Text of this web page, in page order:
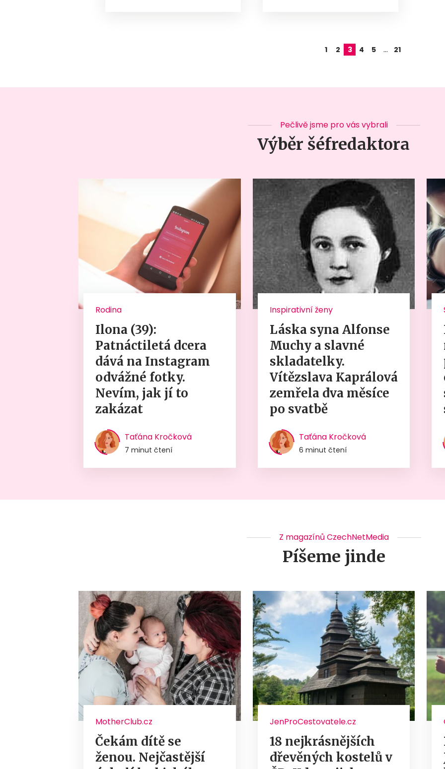
1 2 3 4 5 … 21
Pečlivě jsme pro vás vybrali
Výběr šéfredaktora
Rodina
Ilona (39):
Patnáctiletá dcera
dává na Instagram
odvážné fotky.
Nevím, jak jí to
zakázat
Taťána Kročková
7 minut čtení
Inspirativní ženy
Láska syna Alfonse
Muchy a slavné
skladatelky.
Vítězslava Kaprálová
zemřela dva měsíce
po svatbě
Taťána Kročková
6 minut čtení
Z magazínů CzechNetMedia
Píšeme jinde
MotherClub.cz
Čekám dítě se
ženou. Nejčastější
JenProCestovatele.cz
18 nejkrásnějších
dřevěných kostelů v